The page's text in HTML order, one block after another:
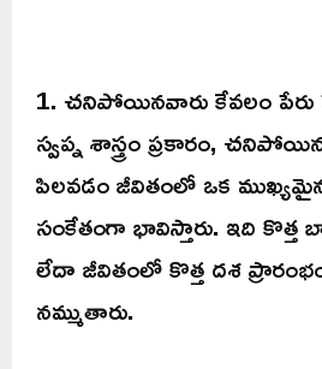
1. చనిపోయినవారు కేవలం పేరు
స్వప్న శాస్త్రం ప్రకారం, చనిపోయిన
పిలవడం జీవితంలో ఒక
సంకేతంగా భావిస్తారు. ఇది కొత్త
లేదా జీవితంలో కొత్త దశ
నమ్ముతారు.